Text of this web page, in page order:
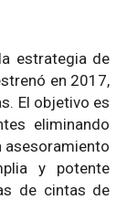
estrategia de
en 2017,
El objetivo es
eliminando
asesoramiento
y potente
de cintas de